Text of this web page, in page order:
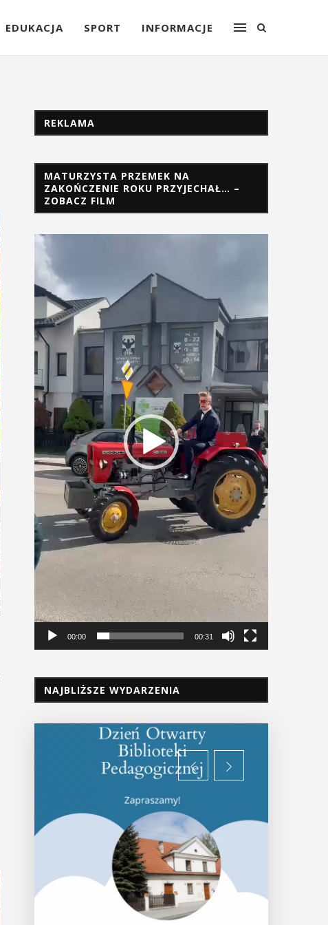
EDUKACJA SPORT INFORMACJE
REKLAMA
MATURZYSTA PRZEMEK NA
ZAKOŃCZENIE ROKU PRZYJECHAŁ… –
ZOBACZ FILM
Odtwarzacz
video
00:00 00:31
NAJBLIŻSZE WYDARZENIA